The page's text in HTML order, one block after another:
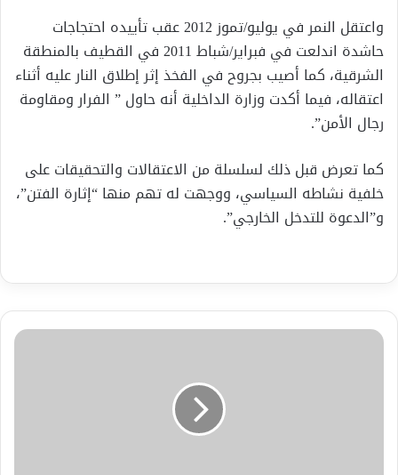
واعتقل النمر في يوليو/تموز 2012 عقب تأييده احتجاجات
حاشدة اندلعت في فبراير/شباط 2011 في القطيف بالمنطقة
الشرقية، كما أصيب بجروح في الفخذ إثر إطلاق النار عليه أثناء
اعتقاله، فيما أكدت وزارة الداخلية أنه حاول ” الفرار ومقاومة
رجال الأمن”.
كما تعرض قبل ذلك لسلسلة من الاعتقالات والتحقيقات على
خلفية نشاطه السياسي، ووجهت له تهم منها “إثارة الفتن”،
و”الدعوة للتدخل الخارجي”.
الجيش